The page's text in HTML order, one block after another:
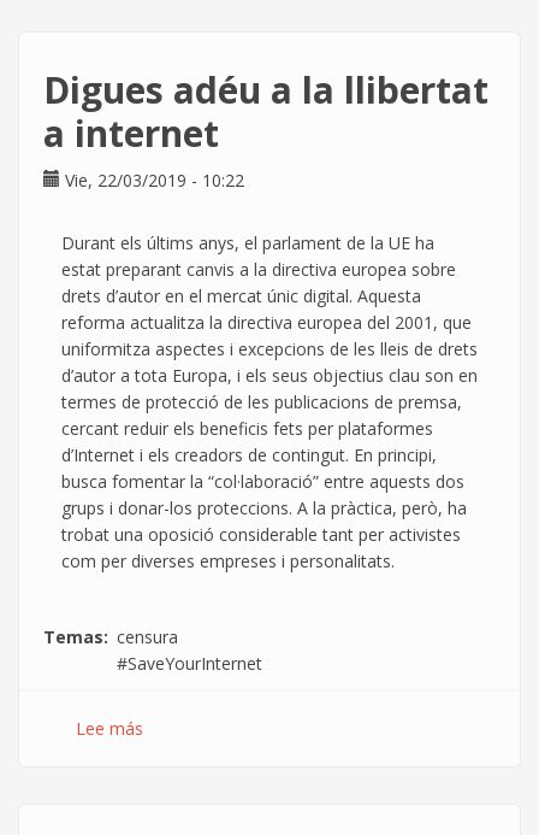
libertad
internet
Digues adéu a la llibertat
a internet
Vie, 22/03/2019 - 10:22
Durant els últims anys, el parlament de la UE ha
estat preparant canvis a la directiva europea sobre
drets d’autor en el mercat únic digital. Aquesta
reforma actualitza la directiva europea del 2001, que
uniformitza aspectes i excepcions de les lleis de drets
d’autor a tota Europa, i els seus objectius clau son en
termes de protecció de les publicacions de premsa,
cercant reduir els beneficis fets per plataformes
d’Internet i els creadors de contingut. En principi,
busca fomentar la “col·laboració” entre aquests dos
grups i donar-los proteccions. A la pràctica, però, ha
trobat una oposició considerable tant per activistes
com per diverses empreses i personalitats.
Temas
censura
#SaveYourInternet
Lee más